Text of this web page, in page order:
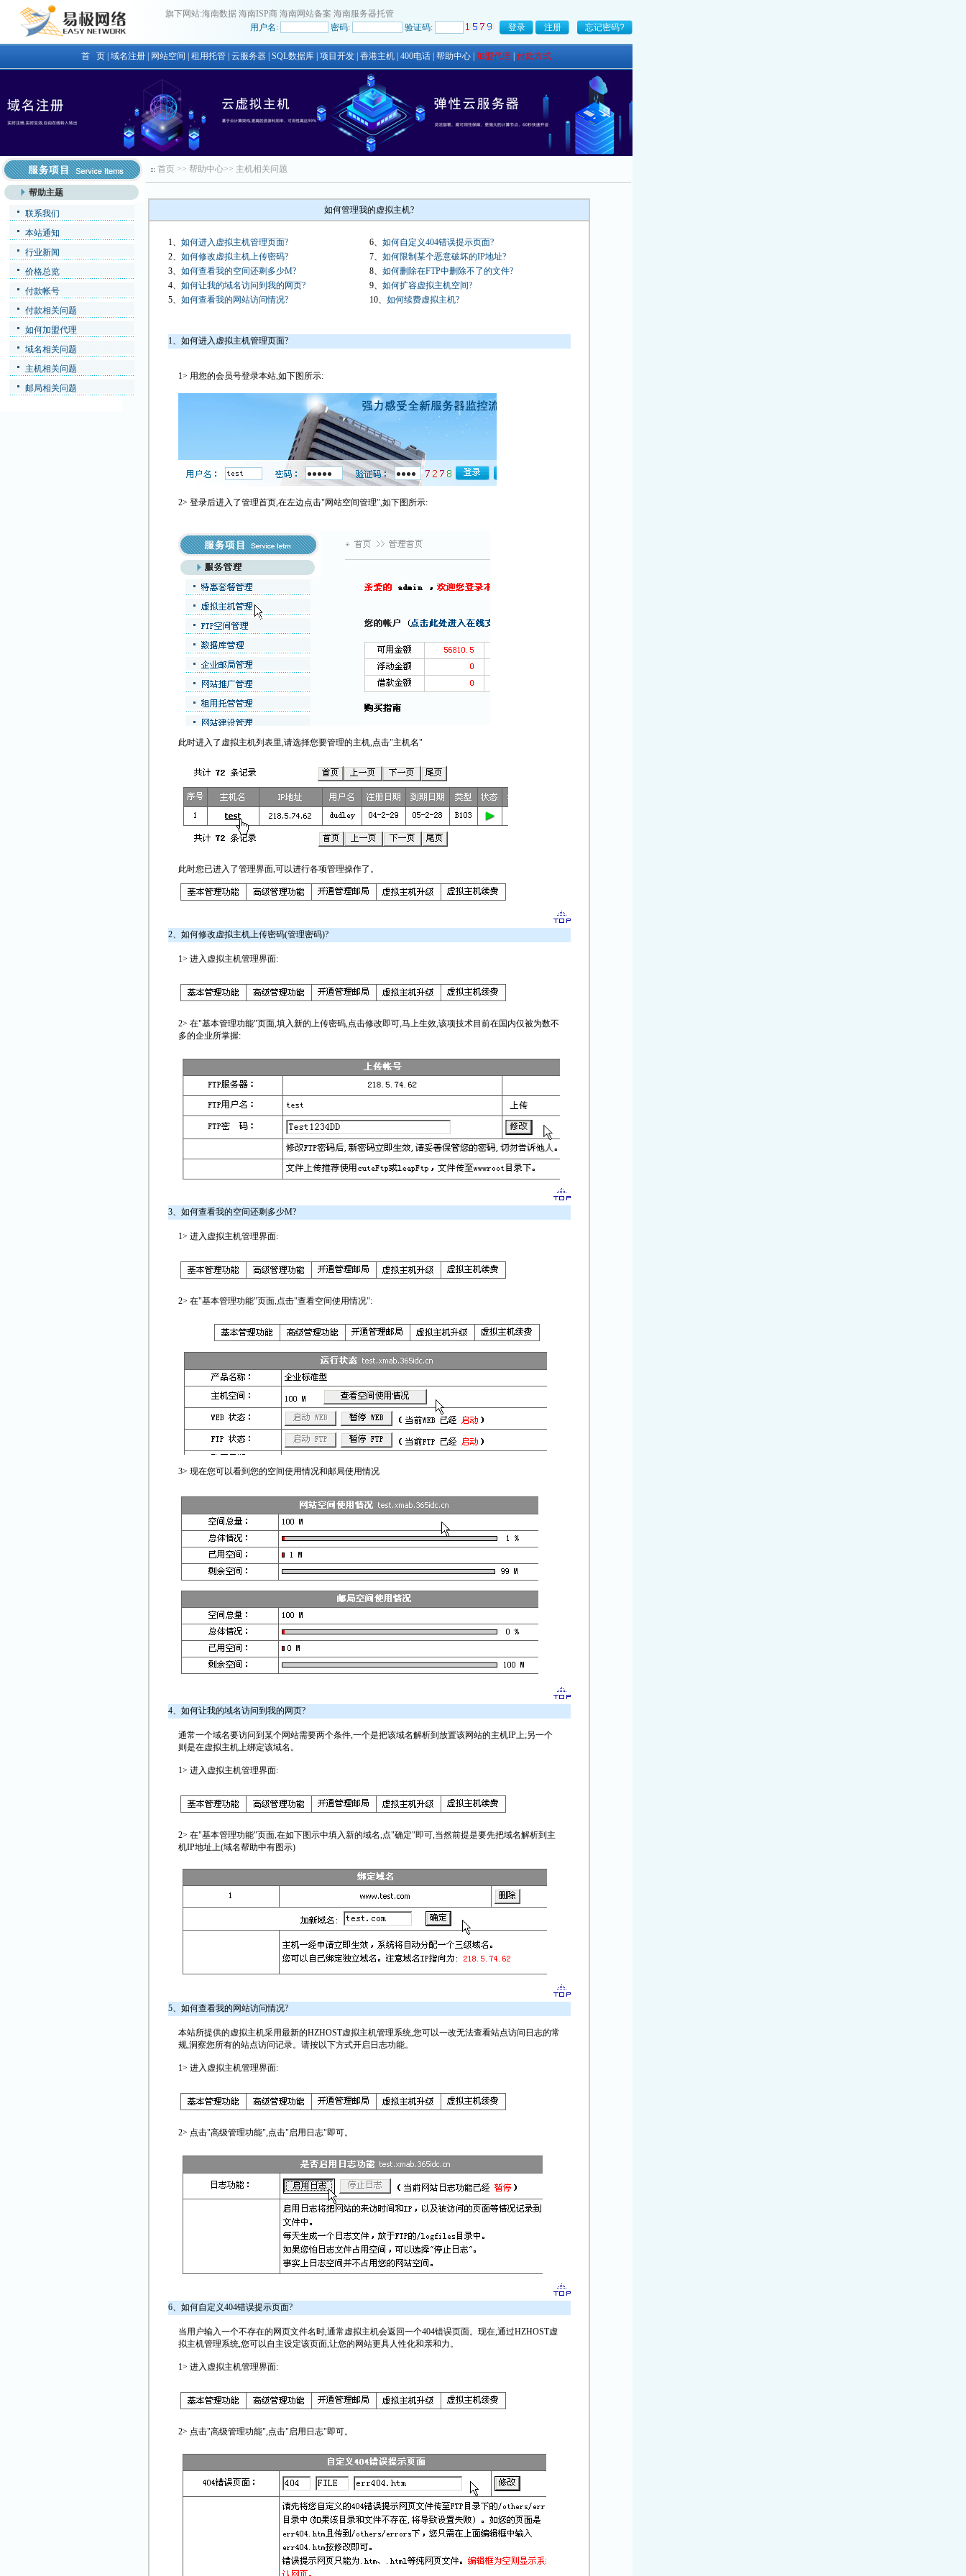
旗下网站:海南数据 海南ISP商 海南网站备案 海南服务器托管
用户名:
密码: 验证码:
首 页 域名注册 网站空间 租用托管 云服务器 SQL数据库 项目开发 香港主机 400电话 帮助中心 加盟代理 付款方式
帮助主题
联系我们
本站通知
行业新闻
价格总览
付款帐号
付款相关问题
如何加盟代理
域名相关问题
主机相关问题
邮局相关问题
首页 >> 帮助中心>> 主机相关问题
如何管理我的虚拟主机?
1、 如何进入虚拟主机管理页面? 6、 如何自定义404错误提示页面?
2、 如何修改虚拟主机上传密码? 7、 如何限制某个恶意破坏的IP地址?
3、 如何查看我的空间还剩多少M? 8、 如何删除在FTP中删除不了的文件?
4、 如何让我的域名访问到我的网页? 9、 如何扩容虚拟主机空间?
5、 如何查看我的网站访问情况? 10、 如何续费虚拟主机?
1、如何进入虚拟主机管理页面?
1> 用您的会员号登录本站,如下图所示:
2> 登录后进入了管理首页,在左边点击"网站空间管理",如下图所示:
此时进入了虚拟主机列表里,请选择您要管理的主机,点击"主机名"
此时您已进入了管理界面,可以进行各项管理操作了。
2、如何修改虚拟主机上传密码(管理密码)?
1> 进入虚拟主机管理界面:
2> 在"基本管理功能"页面,填入新的上传密码,点击修改即可,马上生效,该项技术目前在国内仅被为数不
多的企业所掌握:
3、如何查看我的空间还剩多少M?
1> 进入虚拟主机管理界面:
2> 在"基本管理功能"页面,点击"查看空间使用情况":
3> 现在您可以看到您的空间使用情况和邮局使用情况
4、如何让我的域名访问到我的网页?
通常一个域名要访问到某个网站需要两个条件,一个是把该域名解析到放置该网站的主机IP上;另一个
则是在虚拟主机上绑定该域名。
1> 进入虚拟主机管理界面:
2> 在"基本管理功能"页面,在如下图示中填入新的域名,点"确定"即可,当然前提是要先把域名解析到主
机IP地址上(域名帮助中有图示)
5、如何查看我的网站访问情况?
本站所提供的虚拟主机采用最新的HZHOST虚拟主机管理系统,您可以一改无法查看站点访问日志的常
规,洞察您所有的站点访问记录。请按以下方式开启日志功能。
1> 进入虚拟主机管理界面:
2> 点击"高级管理功能",点击"启用日志"即可。
6、如何自定义404错误提示页面?
当用户输入一个不存在的网页文件名时,通常虚拟主机会返回一个404错误页面。现在,通过HZHOST虚
拟主机管理系统,您可以自主设定该页面,让您的网站更具人性化和亲和力。
1> 进入虚拟主机管理界面:
2> 点击"高级管理功能",点击"启用日志"即可。